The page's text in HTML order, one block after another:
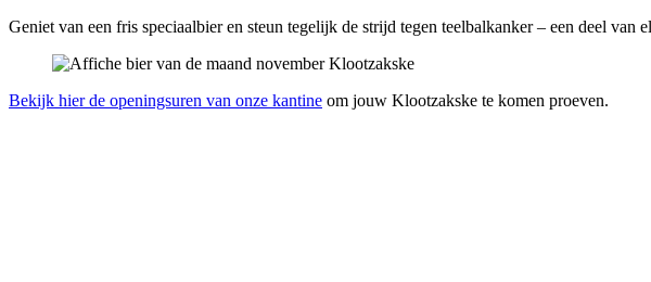
Geniet van een fris speciaalbier en steun tegelijk de strijd tegen teelbalkanker – een deel van
Bekijk hier de openingsuren van onze kantine om jouw Klootzakske te komen proeven.